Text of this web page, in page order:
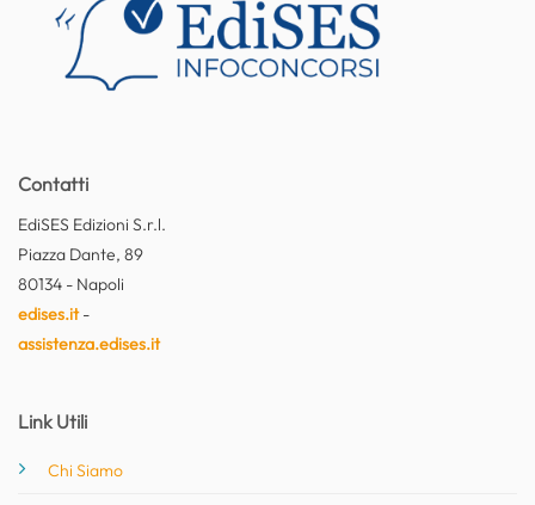
Contatti
EdiSES Edizioni S.r.l.
Piazza Dante, 89
80134 - Napoli
edises.it-
assistenza.edises.it
Link Utili
Chi Siamo